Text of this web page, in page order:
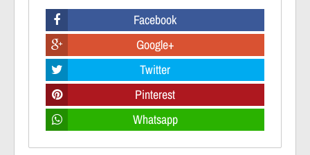
Facebook
Google+
Twitter
Pinterest
Whatsapp